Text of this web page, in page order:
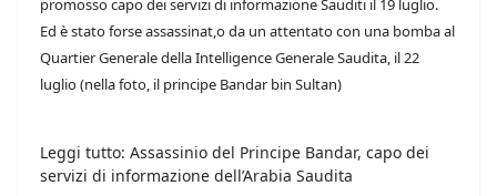
promosso capo dei servizi di informazione Sauditi il 19 luglio.
Ed è stato forse assassinat,o da un attentato con una bomba al
Quartier Generale della Intelligence Generale Saudita, il 22
luglio (nella foto, il principe Bandar bin Sultan)
Leggi tutto: Assassinio del Principe Bandar, capo dei
servizi di informazione dell’Arabia Saudita